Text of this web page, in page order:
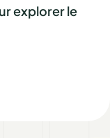
explorer le